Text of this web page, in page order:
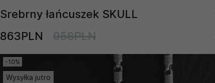
Srebrny łańcuszek SKULL
863PLN
958PLN
-10%
Wysyłka jutro